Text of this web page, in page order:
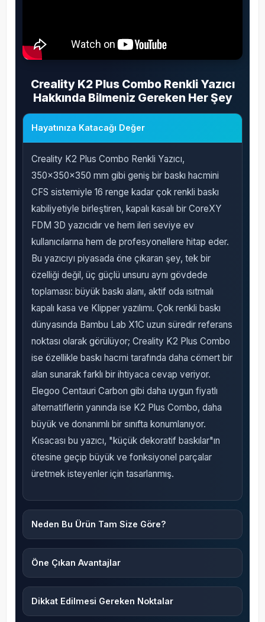
Creality K2 Plus Combo Renkli Yazıcı
Hakkında Bilmeniz Gereken Her Şey
Hayatınıza Katacağı Değer
Creality K2 Plus Combo Renkli Yazıcı,
350x350x350 mm gibi geniş bir baskı hacmini
CFS sistemiyle 16 renge kadar çok renkli baskı
kabiliyetiyle birleştiren, kapalı kasalı bir CoreXY
FDM 3D yazıcıdır ve hem ileri seviye ev
kullanıcılarına hem de profesyonellere hitap eder.
Bu yazıcıyı piyasada öne çıkaran şey, tek bir
özelliği değil, üç güçlü unsuru aynı gövdede
toplaması: büyük baskı alanı, aktif oda ısıtmalı
kapalı kasa ve Klipper yazılımı. Çok renkli baskı
dünyasında Bambu Lab X1C uzun süredir referans
noktası olarak görülüyor; Creality K2 Plus Combo
ise özellikle baskı hacmi tarafında daha cömert bir
alan sunarak farklı bir ihtiyaca cevap veriyor.
Elegoo Centauri Carbon gibi daha uygun fiyatlı
alternatiflerin yanında ise K2 Plus Combo, daha
büyük ve donanımlı bir sınıfta konumlanıyor.
Kısacası bu yazıcı, "küçük dekoratif baskılar"ın
ötesine geçip büyük ve fonksiyonel parçalar
üretmek isteyenler için tasarlanmış.
Neden Bu Ürün Tam Size Göre?
Öne Çıkan Avantajlar
Dikkat Edilmesi Gereken Noktalar